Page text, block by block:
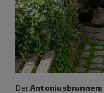
DerAntoniusbrunnen;